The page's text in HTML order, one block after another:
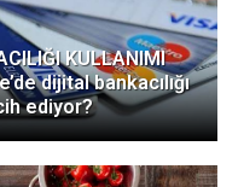
KULLANIMI
dijital bankacılığı
ediyor?